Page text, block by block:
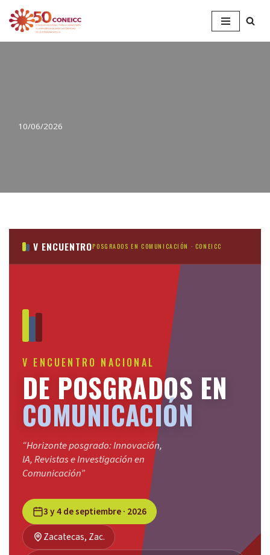
Saltar
10/06/2026
V ENCUENTROPOSGRADOS EN COMUNICACIÓN · CONEICC
V ENCUENTRO NACIONAL
DE POSGRADOS EN
COMUNICACIÓN
“Horizonte posgrado: Innovación,
IA, Revistas e Investigación en
Comunicación”
3 y 4 de septiembre · 2026
Zacatecas, Zac.